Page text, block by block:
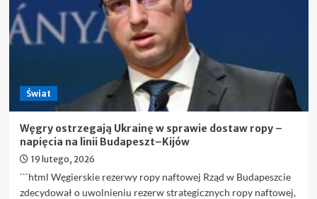
Świat
Węgry ostrzegają Ukrainę w sprawie dostaw ropy –
napięcia na linii Budapeszt–Kijów
19 lutego, 2026
```html Węgierskie rezerwy ropy naftowej Rząd w Budapeszcie
zdecydował o uwolnieniu rezerw strategicznych ropy naftowej,